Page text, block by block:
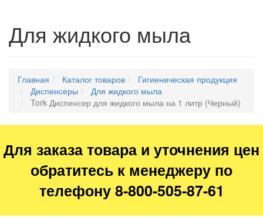
Для жидкого мыла
Главная Каталог товаров
Гигиеническая продукция
Диспенсеры
Для жидкого мыла
Tork Диспенсер для жидкого мыла на 1 литр (Черный)
Для заказа товара и уточнения цен
обратитесь к менеджеру по
телефону 8-800-505-87-61